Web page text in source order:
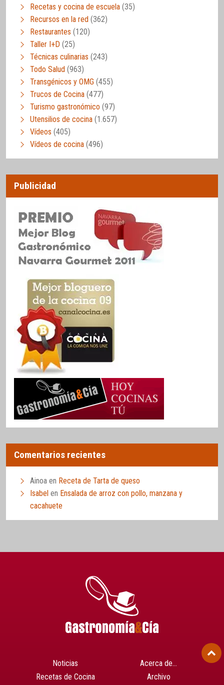
Recetas y cocina de escuela (35)
Recursos en la red (362)
Restaurantes (120)
Taller I+D (25)
Técnicas culinarias (243)
Todo Salud (963)
Transgénicos y OMG (455)
Trucos de Cocina (477)
Turismo gastronómico (97)
Utensilios de cocina (1.657)
Vídeos (405)
Vídeos de cocina (496)
Publicidad
Comentarios recientes
Ainoa en Receta de Tarta de queso
Isabel en Ensalada de arroz con pollo, manzana y
cacahuete
Noticias
Recetas de Cocina
Acerca de…
Archivo